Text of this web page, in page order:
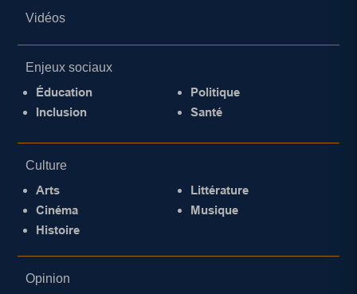
Vidéos
Enjeux sociaux
Éducation
Inclusion
Politique
Santé
Culture
Arts
Cinéma
Histoire
Littérature
Musique
Opinion